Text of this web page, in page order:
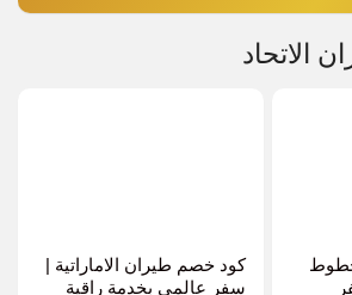
الاتحاد
كود خصم طيران الاماراتية |
سفر عالمي بخدمة راقية